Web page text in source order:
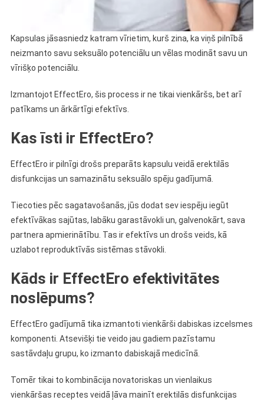
Kapsulas jāsasniedz katram vīrietim, kurš zina, ka viņš pilnībā
neizmanto savu seksuālo potenciālu un vēlas modināt savu un
vīrišķo potenciālu.
Izmantojot EffectEro, šis process ir ne tikai vienkāršs, bet arī
patīkams un ārkārtīgi efektīvs.
Kas īsti ir EffectEro?
EffectEro ir pilnīgi drošs preparāts kapsulu veidā erektilās
disfunkcijas un samazinātu seksuālo spēju gadījumā.
Tiecoties pēc sagatavošanās, jūs dodat sev iespēju iegūt
efektīvākas sajūtas, labāku garastāvokli un, galvenokārt, sava
partnera apmierinātību. Tas ir efektīvs un drošs veids, kā
uzlabot reproduktīvās sistēmas stāvokli.
Kāds ir EffectEro efektivitātes
noslēpums?
EffectEro gadījumā tika izmantoti vienkārši dabiskas izcelsmes
komponenti. Atsevišķi tie veido jau gadiem pazīstamu
sastāvdaļu grupu, ko izmanto dabiskajā medicīnā.
Tomēr tikai to kombinācija novatoriskas un vienlaikus
vienkāršas receptes veidā ļāva mainīt erektilās disfunkcijas